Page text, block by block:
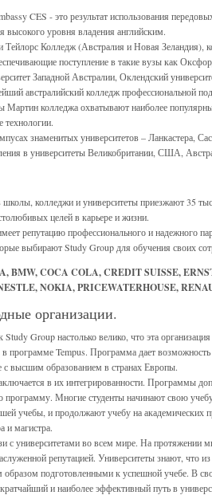
CES - это результат использования
уровня владения английским.
Колледж (Австралия и Новая Зеландия),
поступление в такие вузы как
Западной Австралии, Оклендский
австралийский колледж профессиональной
колледжа охватывают наиболее
технологии.
знаменитых университетов – Ланкастера,
в университеты Великобритании, США,
колледжи и университеты приезжают 35
целей в карьере и жизни.
репутацию профессионального и надежного
выбирают Study Group для обучения своих
BMW, COCA COLA, CREDIT SUISSE,
NOKIA, PRICEWATERHOUSE,
организации.
Group настолько велико, что эта
в программе Tempus. Программа дает
с высшим образованием в странах Европы.
в их интегрированности. Программы
Многие студенты начинают свою
учебы, и продолжают учебу на академических
и магистра.
университетами во всем мире. На протяжении
репутацией. Университеты знают, что
подготовленными к успешной учебе. В
и наиболее эффективный путь в